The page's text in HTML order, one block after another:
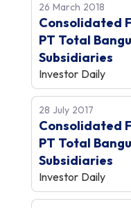
26 March 2018
Consolidated
PT Total
Subsidiaries
Investor Daily
28 July 2017
Consolidated
PT Total
Subsidiaries
Investor Daily